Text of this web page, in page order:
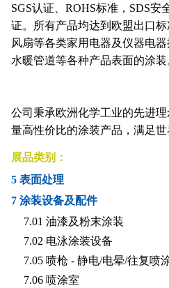
SGS认证、ROHS标准，SDS
证。所有产品均达到欧盟出口
风扇等各类家用电器及仪器电
水暖管道等各种产品表面的涂装
公司秉承欧洲化学工业的先进
量高性价比的涂装产品，满足
展品类别：
5 表面处理
7 涂装设备及配件
7.01 油漆及粉末涂装
7.02 电泳涂装设备
7.05 喷枪 - 静电/电晕/往复喷
7.06 喷涂室